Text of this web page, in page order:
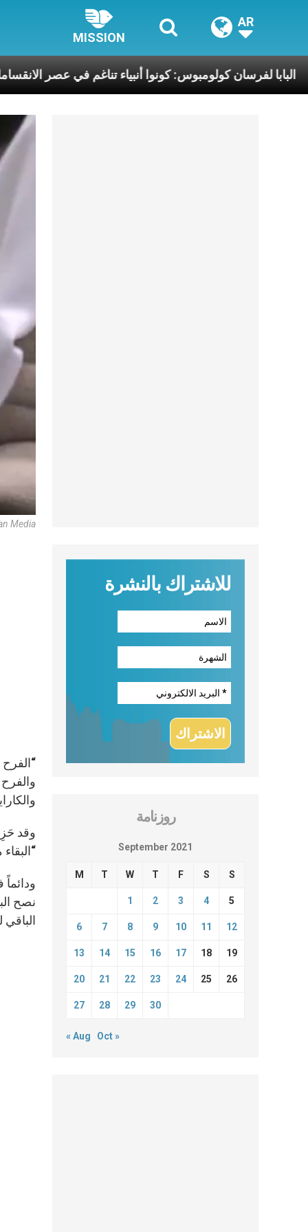
MISSION
AR
البابا لفرسان كولومبوس: كونوا أنبياء
Media
والكاراييب،
وقد
نصح
للاشتراك بالنشرة
روزنامة
September 2021
M T W T F S S
1 2 3 4 5
6 7 8 9 10 11 12
13 14 15 16 17 18 19
20 21 22 23 24 25 26
27 28 29 30
« Aug Oct »